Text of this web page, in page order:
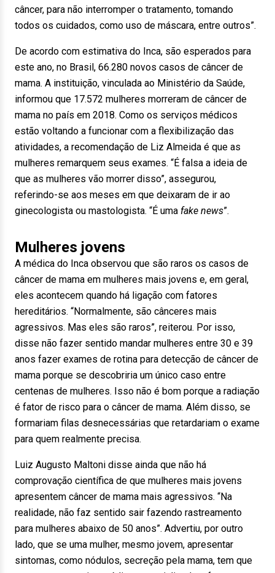
câncer, para não interromper o tratamento, tomando
todos os cuidados, como uso de máscara, entre outros”.
De acordo com estimativa do Inca, são esperados para
este ano, no Brasil, 66.280 novos casos de câncer de
mama. A instituição, vinculada ao Ministério da Saúde,
informou que 17.572 mulheres morreram de câncer de
mama no país em 2018. Como os serviços médicos
estão voltando a funcionar com a flexibilização das
atividades, a recomendação de Liz Almeida é que as
mulheres remarquem seus exames. “É falsa a ideia de
que as mulheres vão morrer disso”, assegurou,
referindo-se aos meses em que deixaram de ir ao
ginecologista ou mastologista. “É uma fake news”.
Mulheres jovens
A médica do Inca observou que são raros os casos de
câncer de mama em mulheres mais jovens e, em geral,
eles acontecem quando há ligação com fatores
hereditários. “Normalmente, são cânceres mais
agressivos. Mas eles são raros”, reiterou. Por isso,
disse não fazer sentido mandar mulheres entre 30 e 39
anos fazer exames de rotina para detecção de câncer de
mama porque se descobriria um único caso entre
centenas de mulheres. Isso não é bom porque a radiação
é fator de risco para o câncer de mama. Além disso, se
formariam filas desnecessárias que retardariam o exame
para quem realmente precisa.
Luiz Augusto Maltoni disse ainda que não há
comprovação científica de que mulheres mais jovens
apresentem câncer de mama mais agressivos. “Na
realidade, não faz sentido sair fazendo rastreamento
para mulheres abaixo de 50 anos”. Advertiu, por outro
lado, que se uma mulher, mesmo jovem, apresentar
sintomas, como nódulos, secreção pela mama, tem que